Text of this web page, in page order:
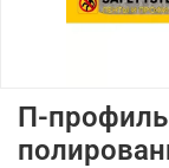
П-